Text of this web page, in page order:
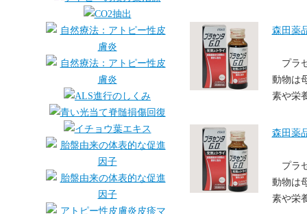
森田薬
プラ
動物は
素や栄
森田薬
プラ
動物は
素や栄